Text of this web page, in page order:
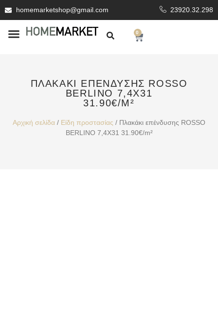
homemarketshop@gmail.com 23920.32.298
0
ΠΛΑΚΆΚΙ ΕΠΈΝΔΥΣΗΣ ROSSO
BERLINO 7,4X31
31.90€/M²
Αρχική σελίδα / Είδη προστασίας / Πλακάκι επένδυσης ROSSO
BERLINO 7,4X31 31.90€/m²